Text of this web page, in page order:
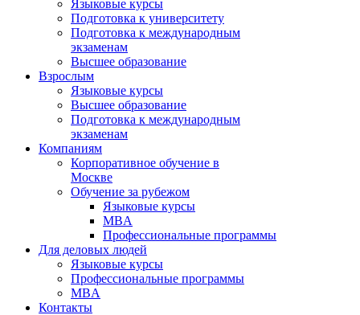
Языковые курсы
Подготовка к университету
Подготовка к международным
экзаменам
Высшее образование
Взрослым
Языковые курсы
Высшее образование
Подготовка к международным
экзаменам
Компаниям
Корпоративное обучение в
Москве
Обучение за рубежом
Языковые курсы
MBA
Профессиональные программы
Для деловых людей
Языковые курсы
Профессиональные программы
MBA
Контакты